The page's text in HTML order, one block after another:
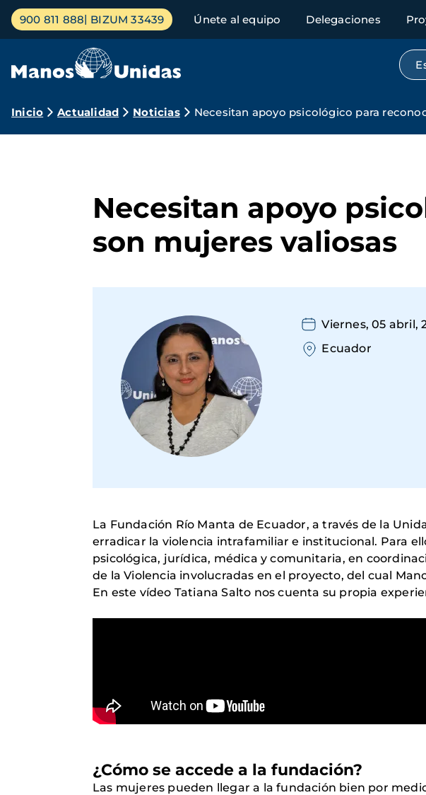
Pasar
contenido
Menú
principal
900 811 888 BIZUM 33439 Únete al equipo Delegaciones
Ruta
Inicio Actualidad Noticias Necesitan apoyo psicológico para
Necesitan apoyo
son mujeres valiosas
Viernes, 05 abril,
Ecuador
La Fundación Río Manta de Ecuador, a través de la
erradicar la violencia intrafamiliar e institucional. Para
psicológica, jurídica, médica y comunitaria, en
de la Violencia involucradas en el proyecto, del cual
En este vídeo Tatiana Salto nos cuenta su propia
¿Cómo se accede a la fundación?
Las mujeres pueden llegar a la fundación bien por